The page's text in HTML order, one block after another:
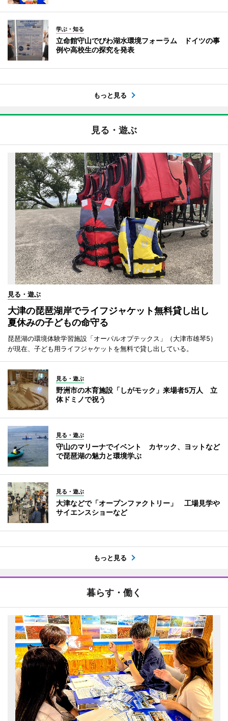
学ぶ・知る
立命館守山でびわ湖水環境フォーラム ドイツの事
例や高校生の探究を発表
もっと見る
見る・遊ぶ
見る・遊ぶ
大津の琵琶湖岸でライフジャケット無料貸し出し
夏休みの子どもの命守る
琵琶湖の環境体験学習施設「オーパルオプテックス」（大津市雄琴5）
が現在、子ども用ライフジャケットを無料で貸し出している。
見る・遊ぶ
野洲市の木育施設「しがモック」来場者5万人 立
体ドミノで祝う
見る・遊ぶ
守山のマリーナでイベント カヤック、ヨットなど
で琵琶湖の魅力と環境学ぶ
見る・遊ぶ
大津などで「オープンファクトリー」 工場見学や
サイエンスショーなど
もっと見る
暮らす・働く